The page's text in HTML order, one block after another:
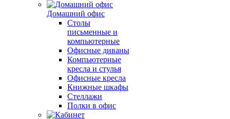
Домашний офис
Столы
письменные и
компьютерные
Офисные диваны
Компьютерные
кресла и стулья
Офисные кресла
Книжные шкафы
Стеллажи
Полки в офис